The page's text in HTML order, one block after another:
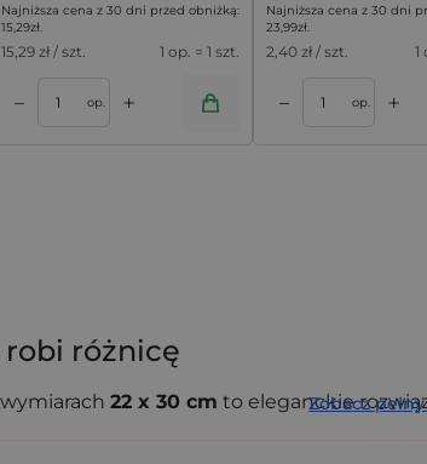
Najniższa cena z 30 dni przed obniżką:
15,29zł
15,29 zł / szt. 1 op. = 1 szt.
– op. +
Najniższa cena z 30 dni
23,99zł
2,40 zł / szt. 1
– op. +
Dodaj do koszyka Dodaj do
różnicę
22 x 30 cm to eleganckie
Zobacz